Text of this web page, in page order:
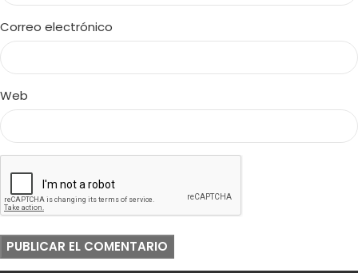
Correo electrónico
Web